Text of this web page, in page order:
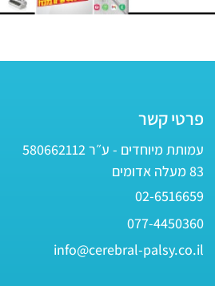
פרטי קשר
עמותת מיוחדים - ע״ר 580662112
83 מעלה אדומים
02-6516659
077-4450360
info@cerebral-palsy.co.il